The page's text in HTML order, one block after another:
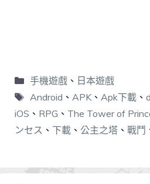
手機遊戲、 日本遊戲
Android 、 APK、 Apk下載、
iOS 、 RPG 、 The Tower of
ンセス 、 下載 、 公主之塔 、 戰鬥